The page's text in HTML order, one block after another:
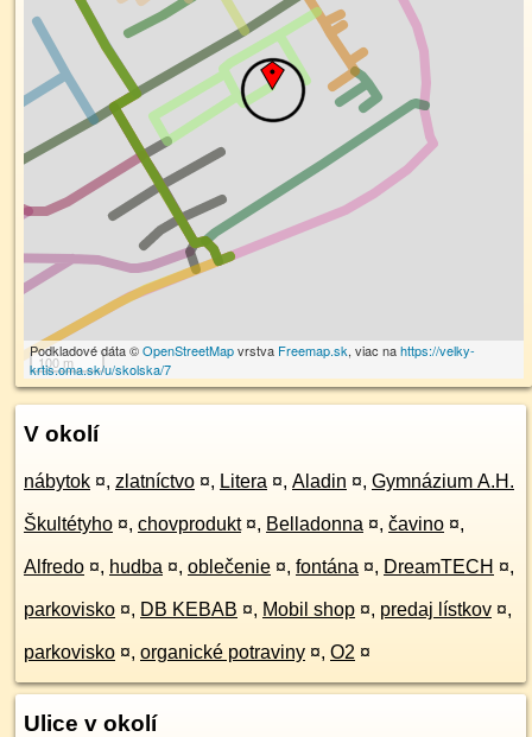
100 m
Podkladové dáta ©OpenStreetMapvrstva Freemap.sk, viac nahttps://velky-
krtis.oma.sk/u/skolska/7
V okolí
nábytok ¤, zlatníctvo ¤, Litera ¤, Aladin ¤, Gymnázium A.H.
Škultétyho ¤, chovprodukt ¤, Belladonna ¤, čavino ¤,
Alfredo ¤, hudba ¤, oblečenie ¤, fontána ¤, DreamTECH ¤,
parkovisko ¤, DB KEBAB ¤, Mobil shop ¤, predaj lístkov ¤,
parkovisko ¤, organické potraviny ¤, O2 ¤
Ulice v okolí